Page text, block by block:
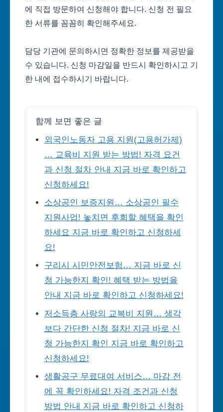
에 직접 방문하여 신청해야 합니다. 신청 전 필요
한 서류를 꼼꼼히 확인해주세요.
담당 기관에 문의하시면 정확한 정보를 제공받을
수 있습니다. 신청 마감일을 반드시 확인하시고 기
한 내에 접수하시기 바랍니다.
함께 보면 좋은 글
외국인노동자 고용 지원(고용허가제)
… 교육비 지원 받는 방법! 자격 요건
과 신청 절차 안내 지금 바로 확인하고
신청하세요!
소상공인 보증지원… 소상공인 필수
지원사업! 놓치면 후회할 혜택을 확인
하세요 지금 바로 확인하고 신청하세
요!
구리시 시민안전보험… 지금 바로 신
청 가능한지 확인! 혜택 받는 방법을
안내 지금 바로 확인하고 신청하세요!
저소득층 사랑의 교복비 지원… 생각
보다 간단한 신청 절차! 지금 바로 신
청 가능한지 확인 지금 바로 확인하고
신청하세요!
생활공구 무료대여 서비스… 마감 전
에 꼭 확인하세요! 자격 조건과 신청
방법 안내 지금 바로 확인하고 신청하